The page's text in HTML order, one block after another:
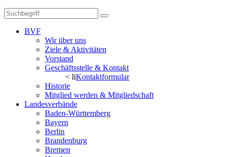
BVF
Wir über uns
Ziele & Aktivitäten
Vorstand
Geschäftsstelle & Kontakt
< liKontaktformular
Historie
Mitglied werden & Mitgliedschaft
Landesverbände
Baden-Württemberg
Bayern
Berlin
Brandenburg
Bremen